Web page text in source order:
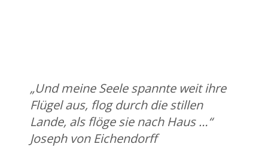
„Und meine Seele spannte weit ihre
Flügel aus, flog durch die stillen
Lande, als flöge sie nach Haus …“
Joseph von Eichendorff